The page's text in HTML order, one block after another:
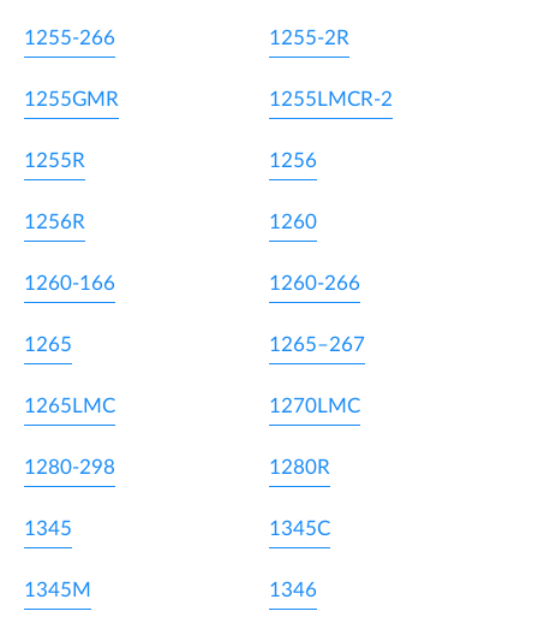
1255-266 1255-2R
1255GMR 1255LMCR-2
1255R 1256
1256R 1260
1260-166 1260-266
1265 1265–267
1265LMC 1270LMC
1280-298 1280R
1345 1345C
1345M 1346